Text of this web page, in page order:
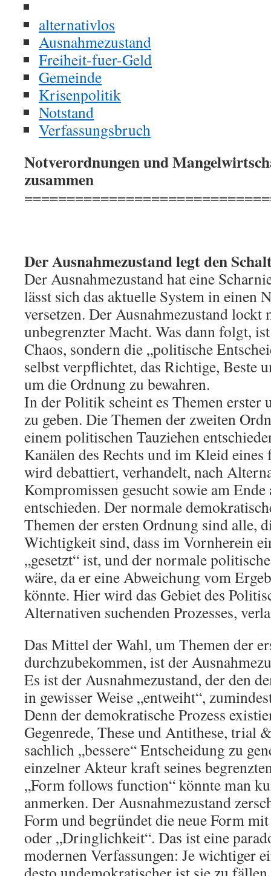
alternativlos
Ausnahmezustand
Freiheit-fuer-Geld
Gemeinde
Krisenpolitik
Notstand
Verfassungsbruch
Notverordnungen und
zusammen
Der Ausnahmezustand legt den
Der Ausnahmezustand hat eine
lässt sich das aktuelle System in einen
versetzen. Der Ausnahmezustand
unbegrenzter Macht. Was dann folgt,
Chaos, sondern die „politische
selbst verpflichtet, das Richtige, Beste
um die Ordnung zu bewahren.
In der Politik scheint es Themen erster
zu geben. Die Themen der zweiten
einem politischen Tauziehen
Kanälen des Rechts und im Kleid eines
wird debattiert, verhandelt, nach
Kompromissen gesucht sowie am
entschieden. Der normale
Themen der ersten Ordnung sind alle,
Wichtigkeit sind, dass im Vornherein
„gesetzt“ ist, und der normale
wäre, da er eine Abweichung vom
könnte. Hier wird das Gebiet des
Alternativen suchenden Prozesses,
Das Mittel der Wahl, um Themen der
durchzubekommen, ist der
Es ist der Ausnahmezustand, der den
in gewisser Weise „entweiht“,
Denn der demokratische Prozess
Gegenrede, These und Antithese, trial
sachlich „bessere“ Entscheidung zu
einzelner Akteur kraft seines
„Form follows function“ könnte man
anmerken. Der Ausnahmezustand
Form und begründet die neue Form
oder „Dringlichkeit“. Das ist eine
modernen Verfassungen: Je wichtiger